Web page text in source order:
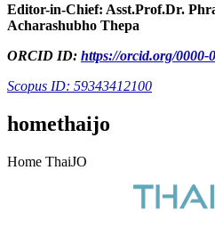
Editor-in-Chief: Asst.Prof.Dr.
Acharashubho Thepa
ORCID ID: https://orcid.org/0000-
Scopus ID: 59343412100
homethaijo
Home ThaiJO